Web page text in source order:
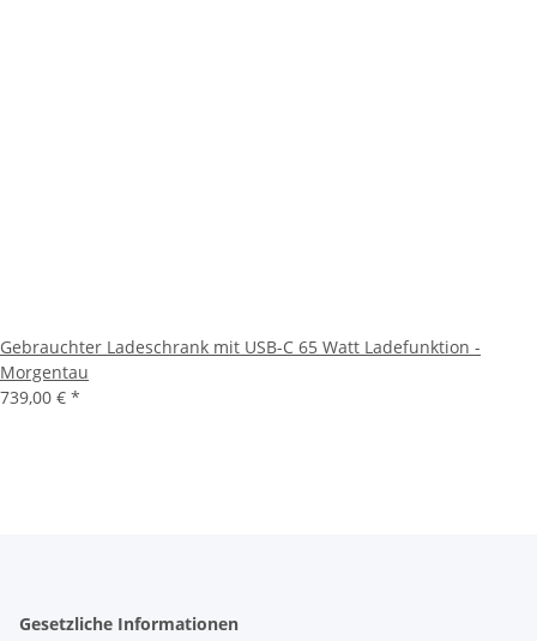
Gebrauchter Ladeschrank mit USB-C 65 Watt Ladefunktion -
Morgentau
739,00 € *
Gesetzliche Informationen